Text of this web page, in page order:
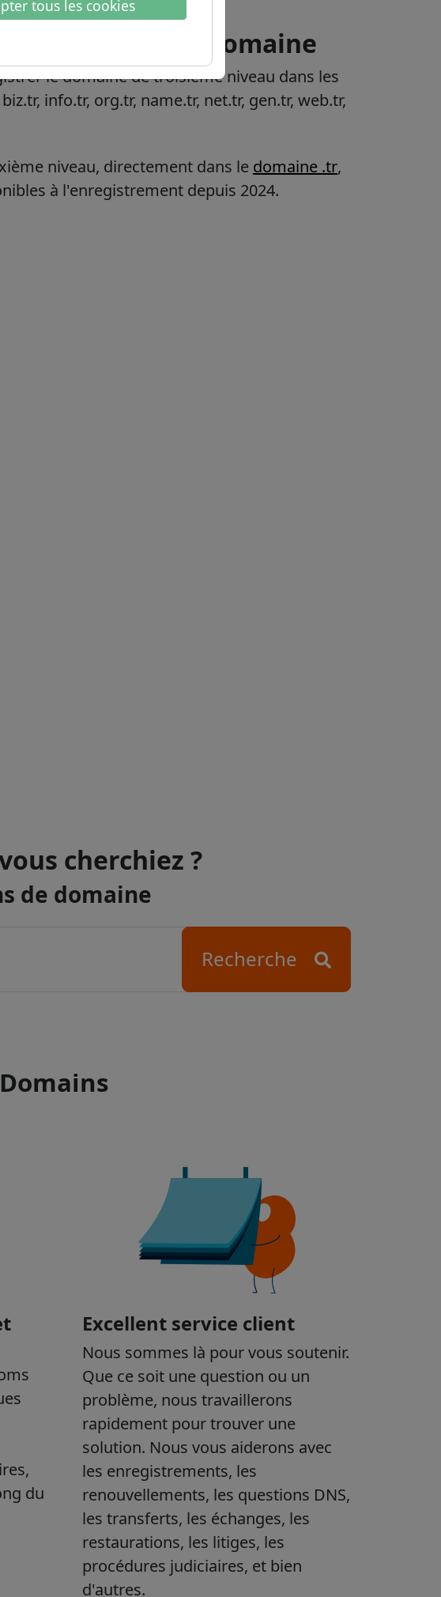
tous les cookies
sur le domaine
le domaine de troisième niveau dans les
info.tr, org.tr, name.tr, net.tr, gen.tr, web.tr,
niveau, directement dans le domaine .tr,
à l'enregistrement depuis 2024.
cherchiez ?
de domaine
Recherche